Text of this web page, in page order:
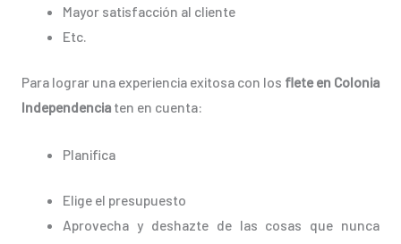
Mayor satisfacción al cliente
Etc.
Para lograr una experiencia exitosa con los flete en Colonia
Independenciaten en cuenta:
Planifica
Elige el presupuesto
Aprovecha y deshazte de las cosas que nunca